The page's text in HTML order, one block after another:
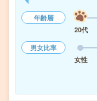
年齢層
20代
男女比率
女性